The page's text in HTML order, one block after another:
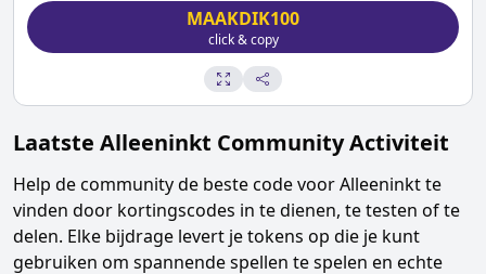
MAAKDIK100
click & copy
Laatste Alleeninkt Community Activiteit
Help de community de beste code voorAlleeninktte
vinden door kortingscodes in te dienen, te testen of te
delen. Elke bijdrage levert je tokens op die je kunt
gebruiken om spannende spellen te spelen en echte